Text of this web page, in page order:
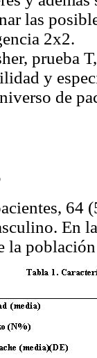
las
2x2.
prueba
y
de
64
En
la